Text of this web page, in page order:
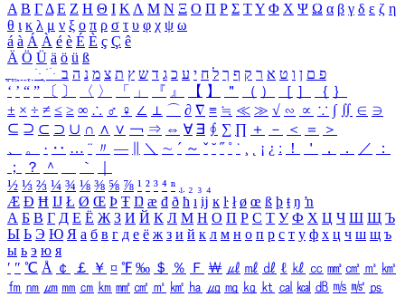
Α Β ΓΔ Ε Ζ Η Θ Ι ΚΛ Μ Ν Ξ Ο Π Ρ Σ ΤΥ Φ Χ Ψ Ω α β γ δ ε ζ η
θ ι κ λ μ ν ξ ο π ρ σ τ υ φ χ ψ ω
á à Á À é è É È ç Ç ê
Ä Ö Ü ä ö ü ß
ִֶֹ ֻּ ׁׂ פ ם ן ו ט א ר ק ף ך ל ח י ע כ ג ד ש ץ ת צ מ נ ה ב
‘ ’ “ ” 〔 〕 〈 〉 「 」 『 』 【 】 ＂ （ ） ［ ］ ｛ ｝
± × ÷ ≠ ≤ ≥ ∞ ∴ ♂ ♀ ∠ ⊥ ⌒ ∂ ∇ ≡ ≒ ≪ ≫ √ ∽ ∝ ∵ ∫ ∬ ∈ ∋
⊆ ⊇ ⊂ ⊃ ∪ ∩ ∧ ∨ ￢ ⇒ ⇔ ∀ ∃ ∮ ∑ ∏ ＋ － ＜ ＝
＞
、
。 · ‥ … ¨ 〃 ― ＼ ∼ ´ ～ ˇ ˘ ˝ ˚ ˙ ¸ ¡ ¿ ː ！ ＇ ， ． ／
：
；
？ ＾ ｀
½ ⅓ ⅔ ¼ ¾ ⅛ ⅜ ⅝ ⅞ ¹ ² ³ ⁴ ⁿ ₁ ₂ ₃ ₄
Æ Ð Ħ Ĳ Ł Ø Œ Þ Ŧ Ŋ æ đ ð ħ ı ĳ ĸ ŀ ł ø œ ß þ ŧ ŋ ŉ
А Б В Г Д Е Ё Ж З И Й К Л М Н О П Р С Т У Ф Х Ц Ч Ш Щ Ъ
Ы Ь Э Ю Я а б в г д е ё ж з и й к л м н о п р с т у ф х ц ч ш щ ъ
ы ь э ю я
′ ″ ℃ Å ￠ ￡ ￥ ¤ ℉ ‰ ＄ ％ Ｆ ￦ ㎕ ㎖ ㎗ ℓ ㎘ ㏄ ㎣ ㎤ ㎥ ㎦
㎙ ㎚ ㎛ ㎜ ㎝ ㎞ ㎟ ㎠ ㎡ ㎢ ㏊ ㎍ ㎎ ㎏ ㏏ ㎈ ㎉ ㏈ ㎧ ㎨ ㎰